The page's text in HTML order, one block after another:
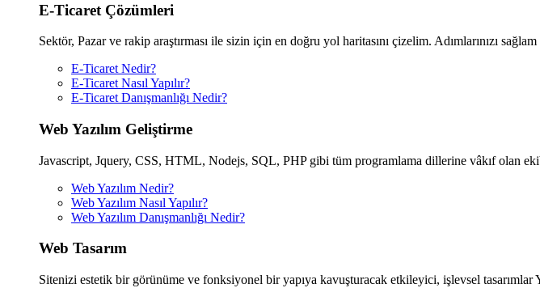
E-Ticaret Çözümleri
Sektör, Pazar ve rakip araştırması ile sizin için en doğru yol haritasını çizelim. Adımlarınızı
E-Ticaret Nedir?
E-Ticaret Nasıl Yapılır?
E-Ticaret Danışmanlığı Nedir?
Web Yazılım Geliştirme
Javascript, Jquery, CSS, HTML, Nodejs, SQL, PHP gibi tüm programlama dillerine vâkıf olan
Web Yazılım Nedir?
Web Yazılım Nasıl Yapılır?
Web Yazılım Danışmanlığı Nedir?
Web Tasarım
Sitenizi estetik bir görünüme ve fonksiyonel bir yapıya kavuşturacak etkileyici, işlevsel tasarımlar